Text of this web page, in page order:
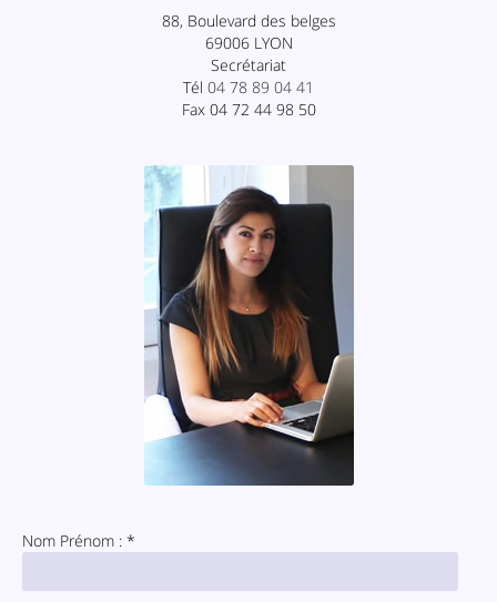
88, Boulevard des belges
69006 LYON
Secrétariat
Tél 04 78 89 04 41
Fax 04 72 44 98 50
Nom Prénom : *